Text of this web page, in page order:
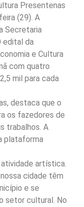
Presentenas
(29). A
Secretaria
edital da
e Cultura
com quatro
mil para cada
destaca que o
os fazedores de
trabalhos. A
plataforma
artística.
cidade têm
e se
setor cultural. No